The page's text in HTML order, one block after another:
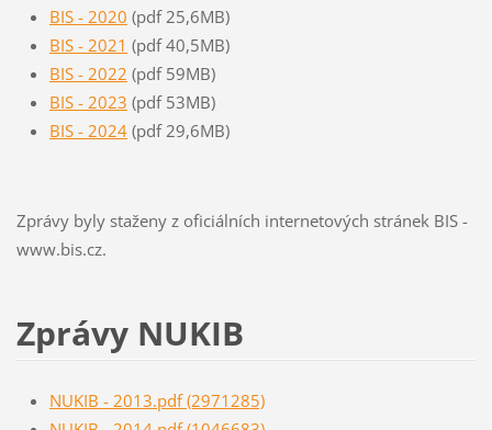
BIS - 2020 (pdf 25,6MB)
BIS - 2021 (pdf 40,5MB)
BIS - 2022 (pdf 59MB)
BIS - 2023 (pdf 53MB)
BIS - 2024(pdf 29,6MB)
Zprávy byly staženy z oficiálních internetových stránek BIS -
www.bis.cz.
Zprávy NUKIB
NUKIB - 2013.pdf (2971285)